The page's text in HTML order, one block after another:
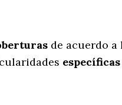
de acuerdo a